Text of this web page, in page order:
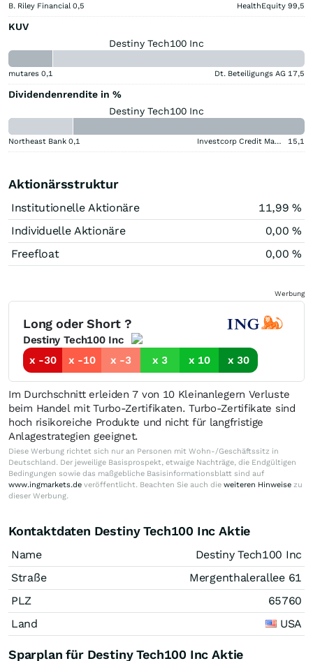
B. Riley Financial 0,5 HealthEquity 99,5
KUV
Destiny Tech100 Inc
mutares 0,1 Dt. Beteiligungs AG 17,5
Dividendenrendite in %
Destiny Tech100 Inc
Northeast Bank 0,1 Investcorp Credit Management BDC 15,1
Aktionärsstruktur
Institutionelle Aktionäre
11,99 %
Individuelle Aktionäre
0,00 %
Freefloat
0,00 %
Werbung
Long oder Short ?
Destiny Tech100 Inc
x -30
x -10 x -3 x 3 x 10 x 30
Im Durchschnitt erleiden 7 von 10 Kleinanlegern Verluste
beim Handel mit Turbo-Zertifikaten. Turbo-Zertifikate sind
hoch risikoreiche Produkte und nicht für langfristige
Anlagestrategien geeignet.
Diese Werbung richtet sich nur an Personen mit Wohn-/Geschäftssitz in
Deutschland. Der jeweilige Basisprospekt, etwaige Nachträge, die Endgültigen
Bedingungen sowie das maßgebliche Basisinformationsblatt sind auf
www.ingmarkets.de veröffentlicht. Beachten Sie auch die weiteren Hinweise zu
dieser Werbung.
Kontaktdaten Destiny Tech100 Inc Aktie
Name
Destiny Tech100 Inc
Straße
Mergenthalerallee 61
PLZ
65760
Land
USA
Sparplan für Destiny Tech100 Inc Aktie